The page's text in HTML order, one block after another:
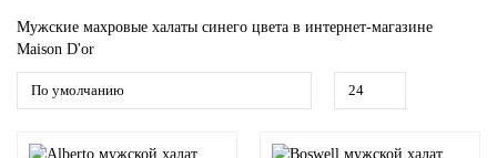
Мужские махровые халаты синего цвета в интернет-магазине
Maison D'or